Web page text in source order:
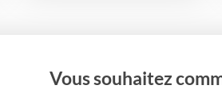
Vous souhaitez